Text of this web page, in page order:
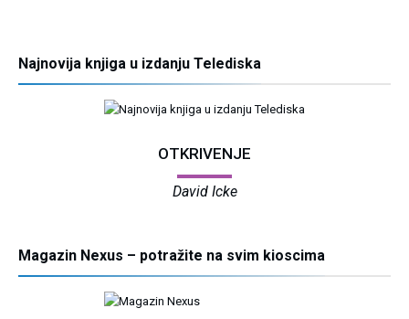
Najnovija knjiga u izdanju Telediska
OTKRIVENJE
David Icke
Magazin Nexus – potražite na svim kioscima